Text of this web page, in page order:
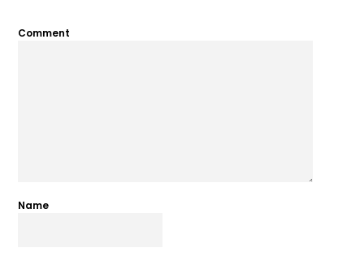
Comment
Name